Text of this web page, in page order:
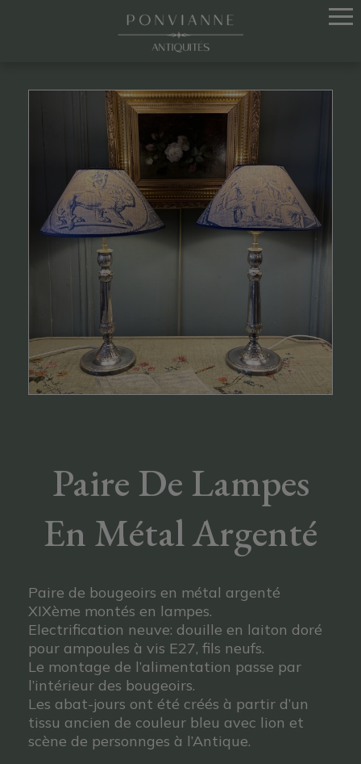
Paire De Lampes
En Métal Argenté
Paire de bougeoirs en métal argenté
XIXème montés en lampes.
Electrification neuve: douille en laiton doré
pour ampoules à vis E27, fils neufs.
Le montage de l’alimentation passe par
l’intérieur des bougeoirs.
Les abat-jours ont été créés à partir d’un
tissu ancien de couleur bleu avec lion et
scène de personnges à l’Antique.